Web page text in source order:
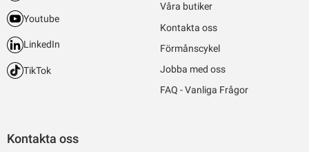
Kontakta oss
Youtube
LinkedIn
TikTok
Våra butiker
Kontakta oss
Förmånscykel
Jobba med oss
FAQ - Vanliga Frågor